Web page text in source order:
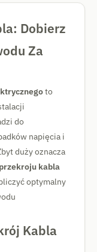
Dobierz
Za
to
do
napięcia i
duży oznacza
kabla
optymalny
Kabla